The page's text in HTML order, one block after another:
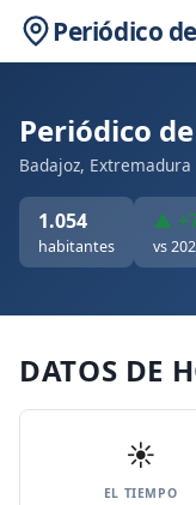
Periódico
Periódico
Badajoz, Extremadura
1.054
habitantes
▲
vs
DATOS DE
☀️
EL TIEMPO